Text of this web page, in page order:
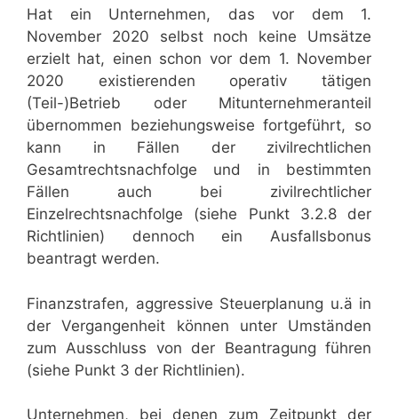
Hat ein Unternehmen, das vor dem 1.
November 2020 selbst noch keine Umsätze
erzielt hat, einen schon vor dem 1. November
2020 existierenden operativ tätigen
(Teil-)Betrieb oder Mitunternehmeranteil
übernommen beziehungsweise fortgeführt, so
kann in Fällen der zivilrechtlichen
Gesamtrechtsnachfolge und in bestimmten
Fällen auch bei zivilrechtlicher
Einzelrechtsnachfolge (siehe Punkt 3.2.8 der
Richtlinien) dennoch ein Ausfallsbonus
beantragt werden.
Finanzstrafen, aggressive Steuerplanung u.ä in
der Vergangenheit können unter Umständen
zum Ausschluss von der Beantragung führen
(siehe Punkt 3 der Richtlinien).
Unternehmen, bei denen zum Zeitpunkt der